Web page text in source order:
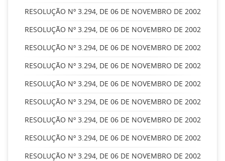
RESOLUÇÃO Nº 3.294, DE 06 DE NOVEMBRO DE 2002
RESOLUÇÃO Nº 3.294, DE 06 DE NOVEMBRO DE 2002
RESOLUÇÃO Nº 3.294, DE 06 DE NOVEMBRO DE 2002
RESOLUÇÃO Nº 3.294, DE 06 DE NOVEMBRO DE 2002
RESOLUÇÃO Nº 3.294, DE 06 DE NOVEMBRO DE 2002
RESOLUÇÃO Nº 3.294, DE 06 DE NOVEMBRO DE 2002
RESOLUÇÃO Nº 3.294, DE 06 DE NOVEMBRO DE 2002
RESOLUÇÃO Nº 3.294, DE 06 DE NOVEMBRO DE 2002
RESOLUÇÃO Nº 3.294, DE 06 DE NOVEMBRO DE 2002